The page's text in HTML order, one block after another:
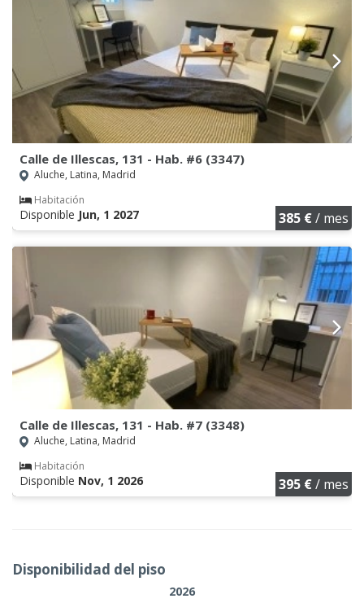
Calle de Illescas, 131 - Hab. #6 (3347)
Aluche, Latina, Madrid
Habitación
Disponible Jun, 1 2027 385 €/ mes
Calle de Illescas, 131 - Hab. #7 (3348)
Aluche, Latina, Madrid
Habitación
Disponible Nov, 1 2026 395 €/ mes
Disponibilidad del piso
2026